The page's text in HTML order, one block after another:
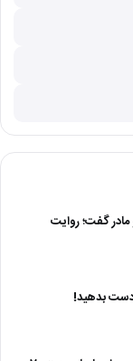
گفت؛ روایت